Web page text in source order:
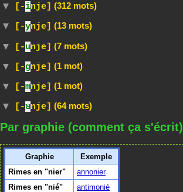
[-inje] (312 mots)
[-ynje] (13 mots)
[-unje] (7 mots)
[-gnje] (1 mot)
[-mnje] (1 mot)
[-ʁnje] (64 mots)
Par graphie (comment ça s'écrit)
Graphie
Exemple
Rimes en "nier"
annonier
Rimes en "nié"
antimonié